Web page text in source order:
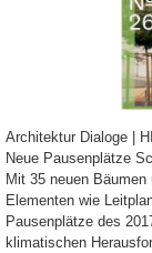
Architektur Dialoge |
Neue Pausenplätze
Mit 35 neuen
Elementen wie
Pausenplätze des
klimatischen